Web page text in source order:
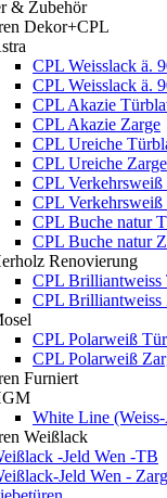
& Zubehör
Dekor+CPL
CPL Weisslack ä.
CPL Weisslack ä.
CPL Akazie
CPL Akazie Zarge
CPL Ureiche
CPL Ureiche Zarge
CPL
CPL Verkehrsweiß
CPL Buche natur
CPL Buche natur
Renovierung
CPL Brilliantweiss
CPL Brilliantweiss
CPL Polarweiß
CPL Polarweiß
Furniert
White Line
Weißlack
-Jeld Wen -TB
Jeld Wen -